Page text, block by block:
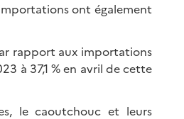
ont également
rapport aux importations
à 37,1 % en avril de cette
le caoutchouc et leurs